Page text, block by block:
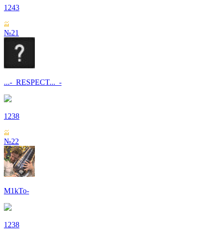
1243
№21
...-_RESPECT..._-
1238
№22
M1kTo-
1238